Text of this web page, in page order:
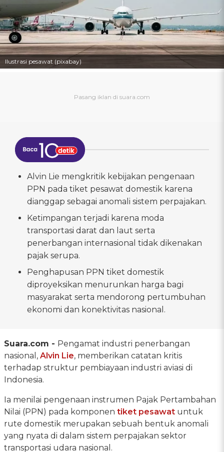
Ilustrasi pesawat (pixabay)
Alvin Lie mengkritik kebijakan pengenaan
PPN pada tiket pesawat domestik karena
dianggap sebagai anomali sistem perpajakan.
Ketimpangan terjadi karena moda
transportasi darat dan laut serta
penerbangan internasional tidak dikenakan
pajak serupa.
Penghapusan PPN tiket domestik
diproyeksikan menurunkan harga bagi
masyarakat serta mendorong pertumbuhan
ekonomi dan konektivitas nasional.
Suara.com - Pengamat industri penerbangan
nasional, Alvin Lie, memberikan catatan kritis
terhadap struktur pembiayaan industri aviasi di
Indonesia.
Ia menilai pengenaan instrumen Pajak Pertambahan
Nilai (PPN) pada komponen tiket pesawat untuk
rute domestik merupakan sebuah bentuk anomali
yang nyata di dalam sistem perpajakan sektor
transportasi udara nasional.